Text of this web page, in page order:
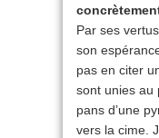
Par ses
son
pas en citer
sont unies au
pans d’une
vers la cime.